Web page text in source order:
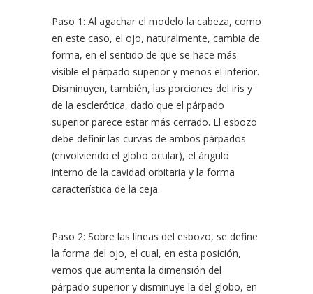
Paso 1: Al agachar el modelo la cabeza, como
en este caso, el ojo, naturalmente, cambia de
forma, en el sentido de que se hace más
visible el párpado superior y menos el inferior.
Disminuyen, también, las porciones del iris y
de la esclerótica, dado que el párpado
superior parece estar más cerrado. El esbozo
debe definir las curvas de ambos párpados
(envolviendo el globo ocular), el ángulo
interno de la cavidad orbitaria y la forma
característica de la ceja.
Paso 2: Sobre las líneas del esbozo, se define
la forma del ojo, el cual, en esta posición,
vemos que aumenta la dimensión del
párpado superior y disminuye la del globo, en